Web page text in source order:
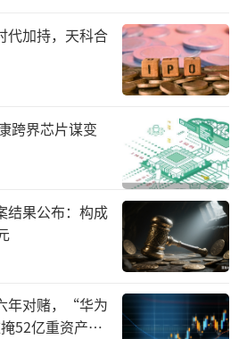
经验。
为，光大银行之所以选择郝
他在金融创新和战略实施方
对于科技驱动和服务实体经
换届对于光大银行未来的发
义。郝成的领导将如何推动
融和绿色金融领域的进一步
对当前金融市场的挑战，将
焦点。通过引入新鲜血液，
代加持，天科合
跨界芯片谋变
结果公布：构成
年对赌，“华为
52亿重资产考